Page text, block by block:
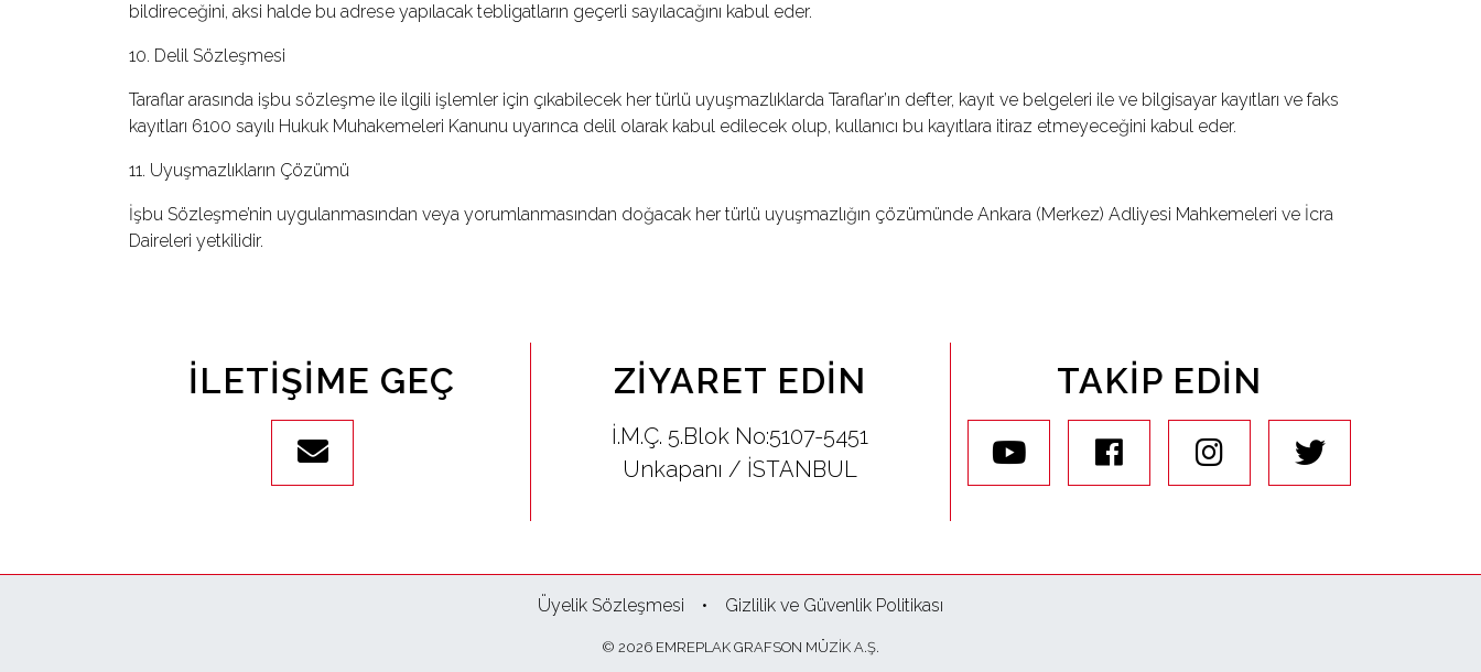
bildireceğini, aksi halde bu adrese yapılacak tebligatların geçerli sayılacağını kabul eder.
10. Delil Sözleşmesi
Taraflar arasında işbu sözleşme ile ilgili işlemler için çıkabilecek her türlü uyuşmazlıklarda Taraflar’ın defter, kayıt ve belgeleri ile ve bilgisayar kayıtları ve faks
kayıtları 6100 sayılı Hukuk Muhakemeleri Kanunu uyarınca delil olarak kabul edilecek olup, kullanıcı bu kayıtlara itiraz etmeyeceğini kabul eder.
11. Uyuşmazlıkların Çözümü
İşbu Sözleşme’nin uygulanmasından veya yorumlanmasından doğacak her türlü uyuşmazlığın çözümünde Ankara (Merkez) Adliyesi Mahkemeleri ve İcra
Daireleri yetkilidir.
İLETIŞIME GEÇ ZIYARET EDIN
İ.M.Ç. 5.Blok No:5107-5451
Unkapanı / İSTANBUL
TAKIP EDIN
youtube facebook instagram
Üyelik Sözleşmesi Gizlilik ve Güvenlik Politikası
© 2026 EMREPLAK GRAFSON MÜZİK A.Ş.